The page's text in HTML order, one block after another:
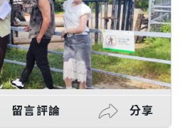
留言評論 分享